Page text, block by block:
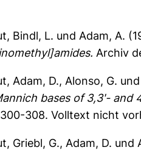
, Bindl, L. und Adam, A.
Archiv
, Adam, D., Alonso, G.
bases of 3,3'-
308. Volltext nicht
, Griebl, G., Adam, D. und